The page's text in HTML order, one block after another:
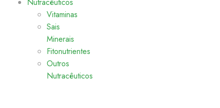
Vitaminas
Sais
Minerais
Fitonutrientes
Outros
Nutracêuticos